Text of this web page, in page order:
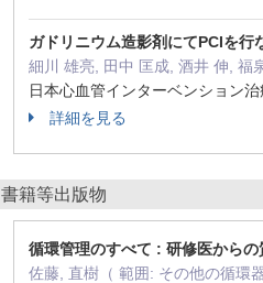
ガドリニウム造影剤にてPCIを行
細川 雄亮, 田中 匡成, 酒井 伸, 福
日本心血管インターベンショ
詳細を見る
書籍等出版物
循環管理のすべて : 研修医からの
佐藤, 直樹（ 範囲: その他の循環